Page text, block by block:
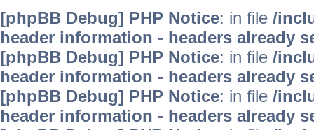
[phpBB Debug] PHP Notice: in file /
header information - headers already
[phpBB Debug] PHP Notice: in file /
header information - headers already
[phpBB Debug] PHP Notice: in file /
header information - headers already